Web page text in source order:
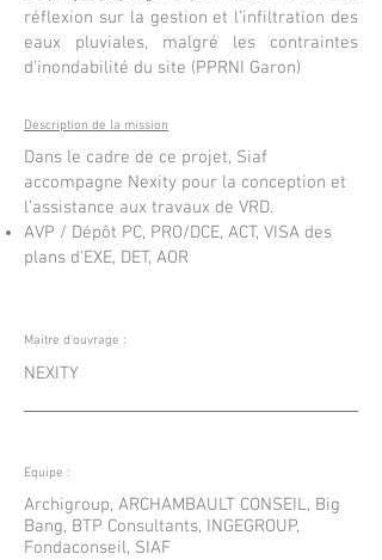
réflexion sur la gestion et l’infiltration des
eaux pluviales, malgré les contraintes
d’inondabilité du site (PPRNI Garon)
Description de la mission
Dans le cadre de ce projet, Siaf
accompagne Nexity pour la conception et
l’assistance aux travaux de VRD.
AVP / Dépôt PC, PRO/DCE, ACT, VISA des
plans d’EXE, DET, AOR
Maitre d'ouvrage :
NEXITY
Equipe :
Archigroup, ARCHAMBAULT CONSEIL, Big
Bang, BTP Consultants, INGEGROUP,
Fondaconseil, SIAF